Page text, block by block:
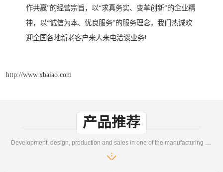
作共赢”的经营宗旨，以“求真务实、变革创新”的企业精
神，以“诚信为本、优良服务”的服务理念，我们热诚欢
迎全国各地新老客户来人来电洽谈业务!
http://www.xbaiao.com
产品推荐
Development, design, production and sales in one of the manufacturing enterprises